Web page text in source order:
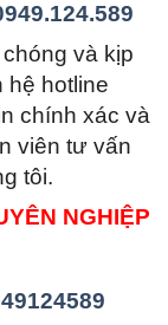
và kịp
hệ hotline
chính xác và
viên tư vấn
tôi.
NGHIỆP